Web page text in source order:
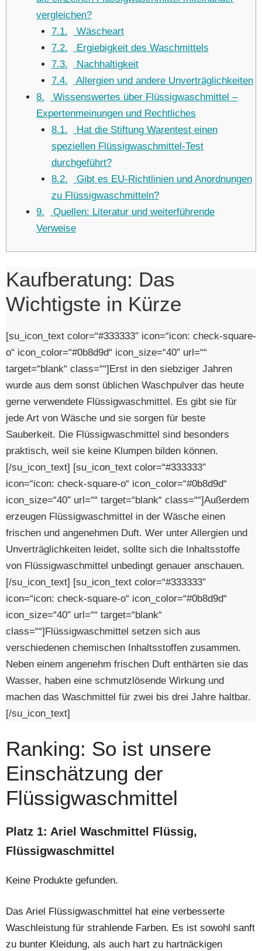
vergleichen?
7.1
Wäscheart
7.2
Ergiebigkeit des Waschmittels
7.3
Nachhaltigkeit
7.4
Allergien und andere Unverträglichkeiten
8
Wissenswertes über Flüssigwaschmittel –
Expertenmeinungen und Rechtliches
8.1
Hat die Stiftung Warentest einen
speziellen Flüssigwaschmittel-Test
durchgeführt?
8.2
Gibt es EU-Richtlinien und Anordnungen
zu Flüssigwaschmitteln?
9
Quellen: Literatur und weiterführende
Verweise
Kaufberatung: Das
Wichtigste in Kürze
[su_icon_text color=“#333333″ icon=“icon: check-square-
o“ icon_color=“#0b8d9d“ icon_size=“40″ url=““
target=“blank“ class=““]Erst in den siebziger Jahren
wurde aus dem sonst üblichen Waschpulver das heute
gerne verwendete Flüssigwaschmittel. Es gibt sie für
jede Art von Wäsche und sie sorgen für beste
Sauberkeit. Die Flüssigwaschmittel sind besonders
praktisch, weil sie keine Klumpen bilden können.
[/su_icon_text] [su_icon_text color=“#333333″
icon=“icon: check-square-o“ icon_color=“#0b8d9d“
icon_size=“40″ url=““ target=“blank“ class=““]Außerdem
erzeugen Flüssigwaschmittel in der Wäsche einen
frischen und angenehmen Duft. Wer unter Allergien und
Unverträglichkeiten leidet, sollte sich die Inhaltsstoffe
von Flüssigwaschmittel unbedingt genauer anschauen.
[/su_icon_text] [su_icon_text color=“#333333″
icon=“icon: check-square-o“ icon_color=“#0b8d9d“
icon_size=“40″ url=““ target=“blank“
class=““]Flüssigwaschmittel setzen sich aus
verschiedenen chemischen Inhaltsstoffen zusammen.
Neben einem angenehm frischen Duft enthärten sie das
Wasser, haben eine schmutzlösende Wirkung und
machen das Waschmittel für zwei bis drei Jahre haltbar.
[/su_icon_text]
Ranking: So ist unsere
Einschätzung der
Flüssigwaschmittel
Platz 1: Ariel Waschmittel Flüssig,
Flüssigwaschmittel
Keine Produkte gefunden.
Das Ariel Flüssigwaschmittel hat eine verbesserte
Waschleistung für strahlende Farben. Es ist sowohl sanft
zu bunter Kleidung, als auch hart zu hartnäckigen